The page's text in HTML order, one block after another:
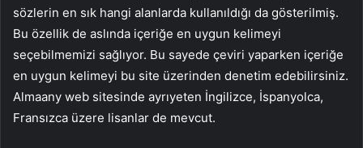
sözlerin en sık hangi alanlarda kullanıldığı da gösterilmiş.
Bu özellik de aslında içeriğe en uygun kelimeyi
seçebilmemizi sağlıyor. Bu sayede çeviri yaparken içeriğe
en uygun kelimeyi bu site üzerinden denetim edebilirsiniz.
Almaany web sitesinde ayrıyeten İngilizce, İspanyolca,
Fransızca üzere lisanlar de mevcut.